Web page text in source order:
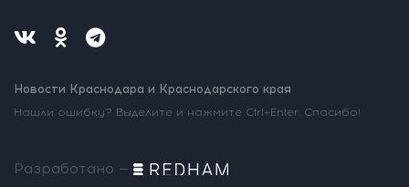
Новости Краснодара и Краснодарского края
Нашли ошибку? Выделите и нажмите Ctrl+Enter. Спасибо!
Разработано —